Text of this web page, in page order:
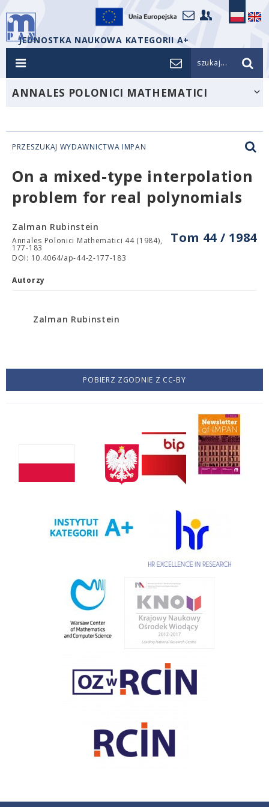
JEDNOSTKA NAUKOWA KATEGORII A+
szukaj...
ANNALES POLONICI MATHEMATICI
PRZESZUKAJ WYDAWNICTWA IMPAN
On a mixed-type interpolation
problem for real polynomials
Tom 44 / 1984
Zalman Rubinstein
Annales Polonici Mathematici 44 (1984),
177-183
DOI: 10.4064/ap-44-2-177-183
Autorzy
Zalman Rubinstein
POBIERZ ZGODNIE Z CC-BY